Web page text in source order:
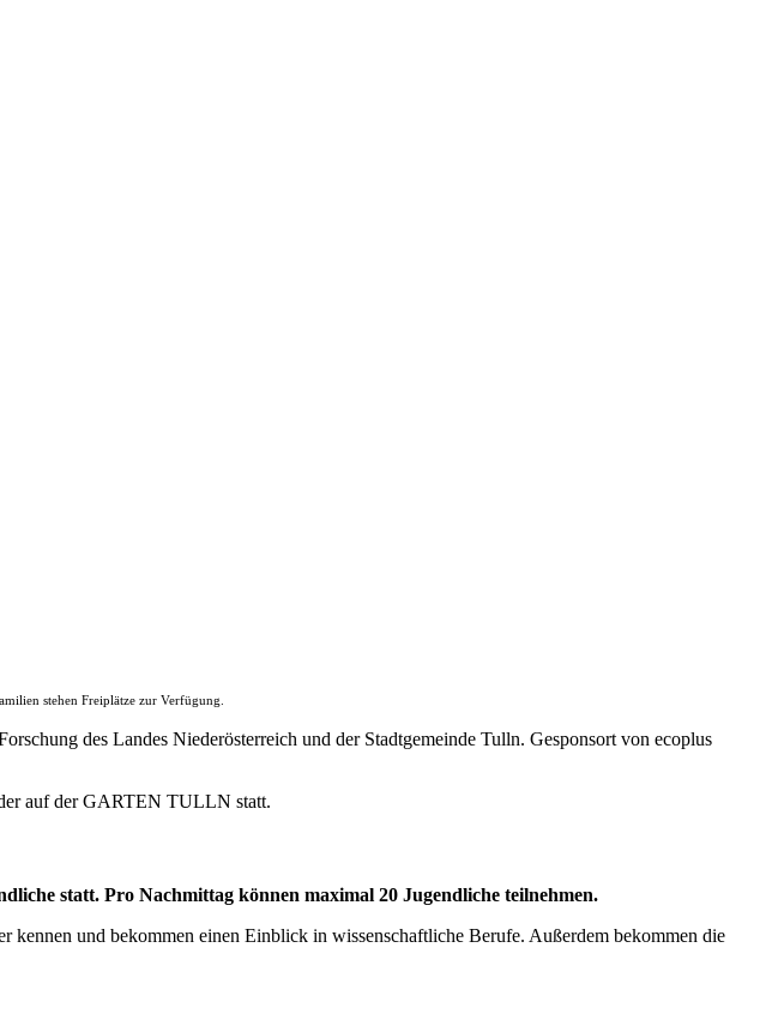
stehen Freiplätze zur Verfügung.
des Landes Niederösterreich und der Stadtgemeinde Tulln. Gesponsort von ecoplus
auf der GARTEN TULLN statt.
statt. Pro Nachmittag können maximal 20 Jugendliche teilnehmen.
kennen und bekommen einen Einblick in wissenschaftliche Berufe. Außerdem bekommen die